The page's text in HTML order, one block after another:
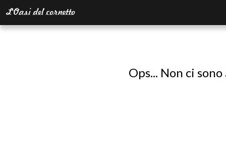
Ops... Non ci